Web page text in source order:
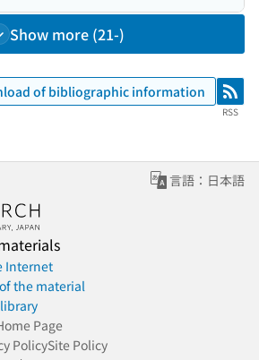
Show more (21-)
of bibliographic information RSS
RSS
言語：日本語
Internet
the material
Page
PolicySite Policy